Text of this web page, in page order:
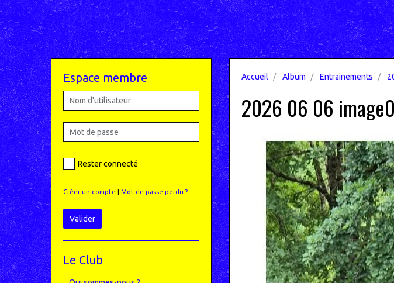
Accueil Album Entrainements
2026 06 06
Espace membre
Rester connecté
Créer un compte Mot de passe perdu ?
Valider
Le Club